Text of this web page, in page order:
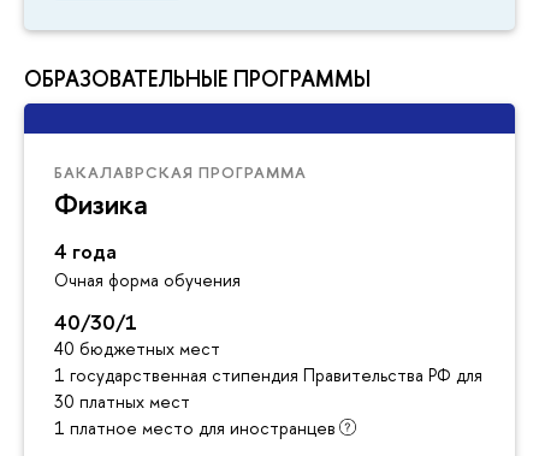
ОБРАЗОВАТЕЛЬНЫЕ ПРОГРАММЫ
БАКАЛАВРСКАЯ ПРОГРАММА
Физика
4 года
Очная форма обучения
40/30/1
40 бюджетных мест
1 государственная стипендия Правительства РФ для
30 платных мест
1 платное место для иностранцев